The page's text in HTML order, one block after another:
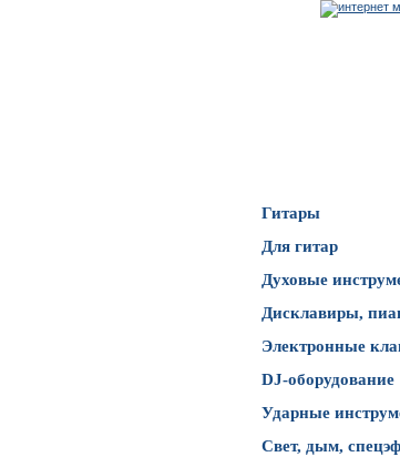
Гитары
Для гитар
Духовые
Дисклавиры,
Электронные
DJ-оборудование
Ударные
Свет, дым,